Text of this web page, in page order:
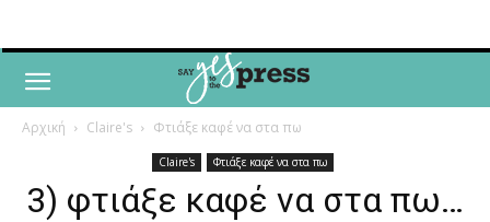
Αρχική Claire's Φτιάξε καφέ να στα πω
Claire's Φτιάξε καφέ να στα πω
3) φτιάξε καφέ να στα πω…